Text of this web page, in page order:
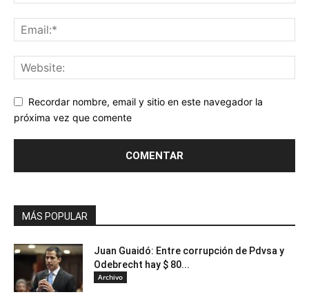
Recordar nombre, email y sitio en este navegador la
próxima vez que comente
MÁS POPULAR
Juan Guaidó: Entre corrupción de Pdvsa y
Odebrecht hay $ 80...
Archivo